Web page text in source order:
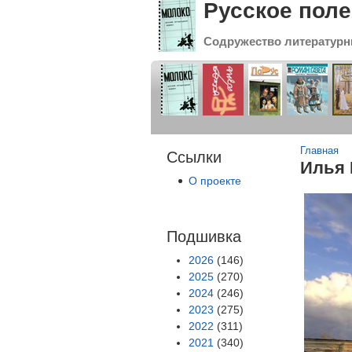
Русское поле
Содружество
Ссылки
О проекте
Подшивка
2026 (146)
2025 (270)
2024 (246)
2023 (275)
2022 (311)
2021 (340)
Вы
Главная
Илья